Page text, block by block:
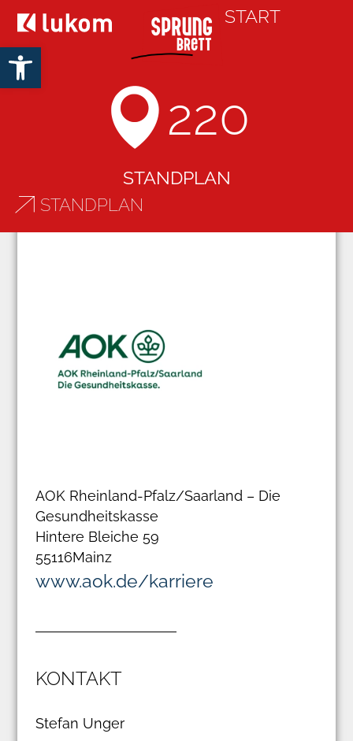
Open toolbar
START
220
STANDPLAN
STANDPLAN
AOK Rheinland-Pfalz/Saarland – Die
Gesundheitskasse
Hintere Bleiche 59
55116Mainz
www.aok.de/karriere
KONTAKT
Stefan Unger